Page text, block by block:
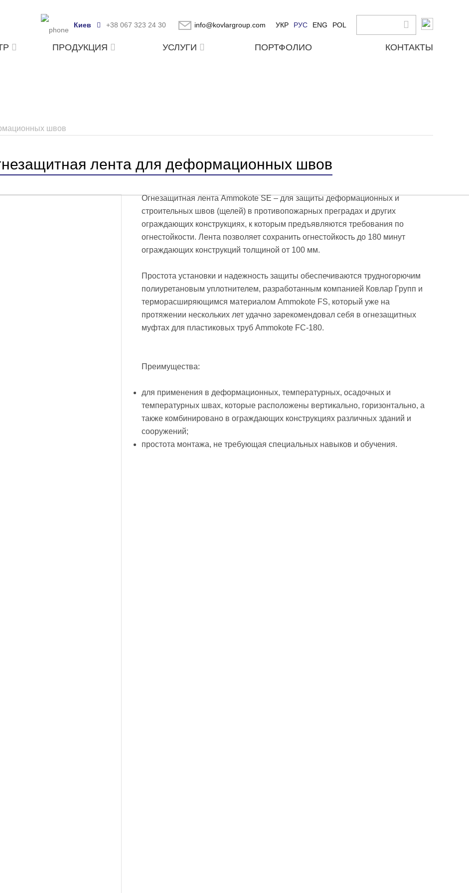
Киев +38 067 323 24 30 info@kovlargroup.com УКР РУС ENG POL
ПРОДУКЦИЯ УСЛУГИ ПОРТФОЛИО КОНТАКТЫ
швов
лента для деформационных швов
Огнезащитная лента Ammokote SE – для защиты деформационных и
строительных швов (щелей) в противопожарных преградах и других
ограждающих конструкциях, к которым предъявляются требования по
огнестойкости. Лента позволяет сохранить огнестойкость до 180 минут
ограждающих конструкций толщиной от 100 мм.
Простота установки и надежность защиты обеспечиваются трудногорючим
полиуретановым уплотнителем, разработанным компанией Ковлар Групп и
терморасширяющимся материалом Ammokote FS, который уже на
протяжении нескольких лет удачно зарекомендовал себя в огнезащитных
муфтах для пластиковых труб Ammokote FС-180.
Преимущества:
для применения в деформационных, температурных, осадочных и
температурных швах, которые расположены вертикально, горизонтально, а
также комбинировано в ограждающих конструкциях различных зданий и
сооружений;
простота монтажа, не требующая специальных навыков и обучения.